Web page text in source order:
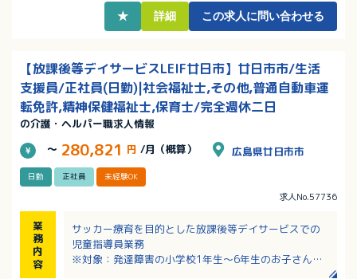
★ 詳細 この求人に問い合わせる
【放課後等デイサービスLEIF廿日市】廿日市市/生活
支援員/正社員(日勤)|社会福祉士,その他,普通自動車運
転免許,精神保健福祉士,保育士/完全週休二日
の介護・ヘルパー職求人情報
～ 280,821 円 /月（概算） 広島県廿日市市
日勤 正社員 未経験OK
求人No.57736
業
務
内
容
サッカー療育を目的とした放課後等デイサービスでの
児童指導員業務
※対象：発達障害の小学校1年生〜6年生のお子さん